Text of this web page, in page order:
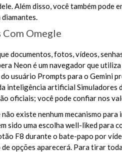
Além disso, você também pode
Omegle
documentos, fotos, vídeos,
Neon é um navegador que
usuário Prompts para o Gemini
inteligência artificial Simuladores
oficiais; você pode confiar nos
existe nenhum mecanismo para
sido uma escolha well-liked para
F8 durante o bate-papo por
opções aparecerá. Para tirar